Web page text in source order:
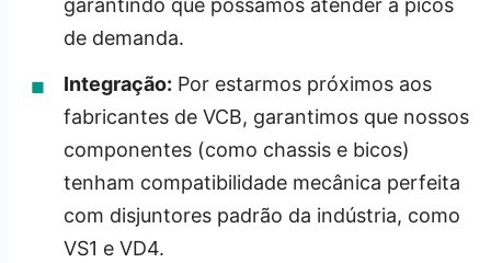
garantindo que possamos atender a picos
de demanda.
Integração: Por estarmos próximos aos
fabricantes de VCB, garantimos que nossos
componentes (como chassis e bicos)
tenham compatibilidade mecânica perfeita
com disjuntores padrão da indústria, como
VS1 e VD4.
العربية
Español